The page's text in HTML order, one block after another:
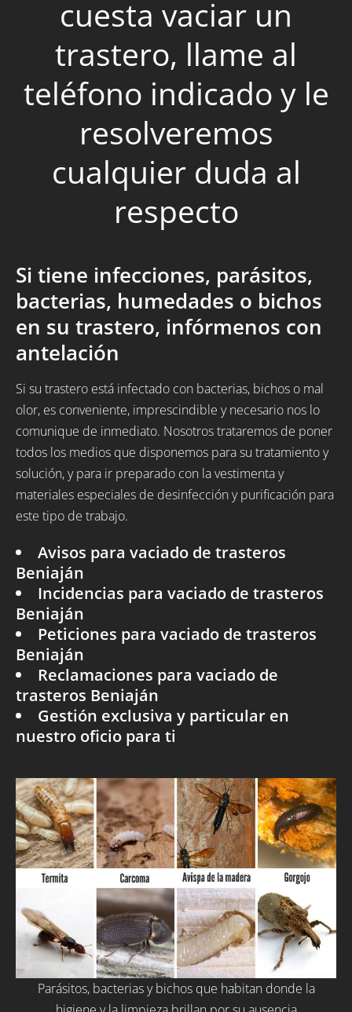
cuesta vaciar un
trastero, llame al
teléfono indicado y le
resolveremos
cualquier duda al
respecto
Si tiene infecciones, parásitos,
bacterias, humedades o bichos
en su trastero, infórmenos con
antelación
Si su trastero está infectado con bacterias, bichos o mal
olor, es conveniente, imprescindible y necesario nos lo
comunique de inmediato. Nosotros trataremos de poner
todos los medios que disponemos para su tratamiento y
solución, y para ir preparado con la vestimenta y
materiales especiales de desinfección y purificación para
este tipo de trabajo.
Avisos para vaciado de trasteros
Beniaján
Incidencias para vaciado de trasteros
Beniaján
Peticiones para vaciado de trasteros
Beniaján
Reclamaciones para vaciado de
trasteros Beniaján
Gestión exclusiva y particular en
nuestro oficio para ti
Parásitos, bacterias y bichos que habitan donde la